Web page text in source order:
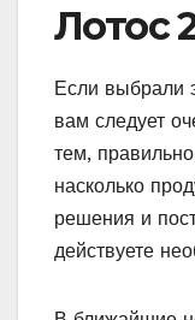
Лотос
Если выбрали
вам следует
тем,
насколько
решения и
действуете